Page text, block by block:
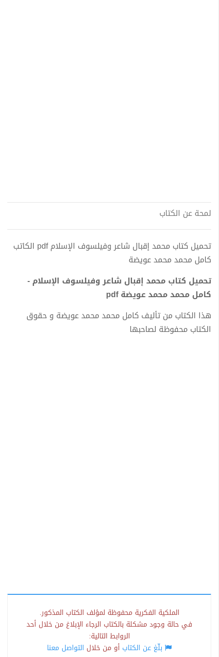
لمحة عن الكتاب
تحميل كتاب محمد إقبال شاعر وفيلسوف الإسلام pdf الكاتب
كامل محمد محمد عويضة
تحميل كتاب محمد إقبال شاعر وفيلسوف الإسلام -
كامل محمد محمد عويضة pdf
هذا الكتاب من تأليف كامل محمد محمد عويضة و حقوق
الكتاب محفوظة لصاحبها
الملكية الفكرية محفوظة لمؤلف الكتاب المذكور.
في حالة وجود مشكلة بالكتاب الرجاء الإبلاغ من خلال أحد
الروابط التالية:
بلّغ عن الكتاب أو من خلال التواصل معنا